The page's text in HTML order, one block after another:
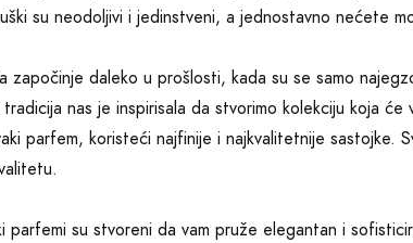
su neodoljivi i jedinstveni, a jednostavno nećete
započinje daleko u prošlosti, kada su se samo
nas je inspirisala da stvorimo kolekciju koja
parfem, koristeći najfinije i najkvalitetnije sastojke.
parfemi su stvoreni da vam pruže elegantan i